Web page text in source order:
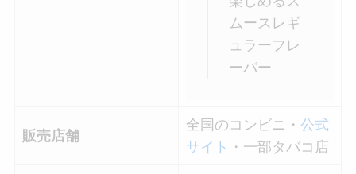
ムースレギ
ュラーフレ
ーバー
販売店舗
全国のコンビニ・ 公式
サイト ・一部タバコ店